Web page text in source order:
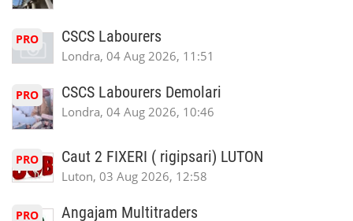
PRO CSCS Labourers
Londra, 04 Aug 2026, 11:51
PRO CSCS Labourers Demolari
Londra, 04 Aug 2026, 10:46
PRO Caut 2 FIXERI ( rigipsari) LUTON
Luton, 03 Aug 2026, 12:58
PRO Angajam Multitraders